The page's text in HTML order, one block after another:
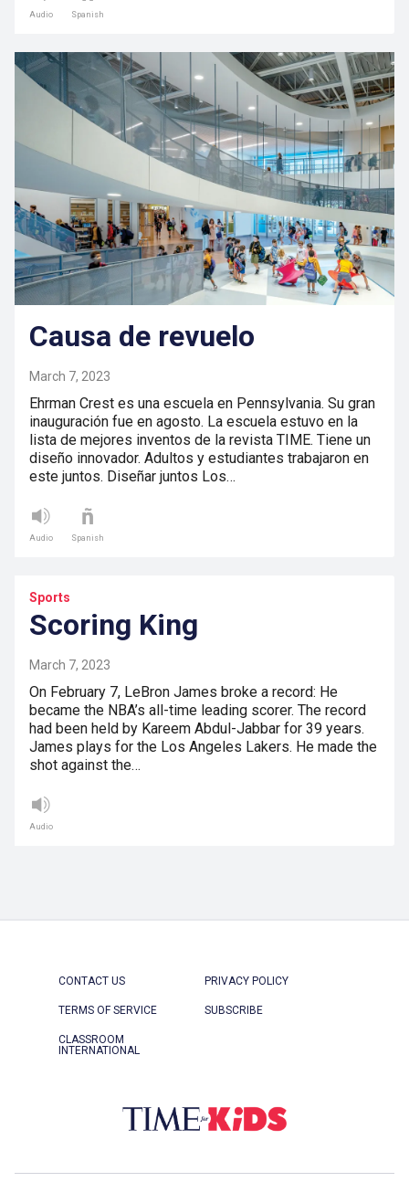
Audio Spanish
Causa de revuelo
March 7, 2023
Ehrman Crest es una escuela en Pennsylvania. Su gran
inauguración fue en agosto. La escuela estuvo en la
lista de mejores inventos de la revista TIME. Tiene un
diseño innovador. Adultos y estudiantes trabajaron en
este juntos. Diseñar juntos Los…
Audio Spanish
Sports
Scoring King
March 7, 2023
On February 7, LeBron James broke a record: He
became the NBA’s all-time leading scorer. The record
had been held by Kareem Abdul-Jabbar for 39 years.
James plays for the Los Angeles Lakers. He made the
shot against the…
Audio
CONTACT US PRIVACY POLICY
TERMS OF SERVICE SUBSCRIBE
CLASSROOM
INTERNATIONAL